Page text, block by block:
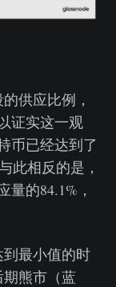
供应比例，
证实这一观
币已经达到了
此相反的是，
的84.1%，
最小值的时
熊市（蓝